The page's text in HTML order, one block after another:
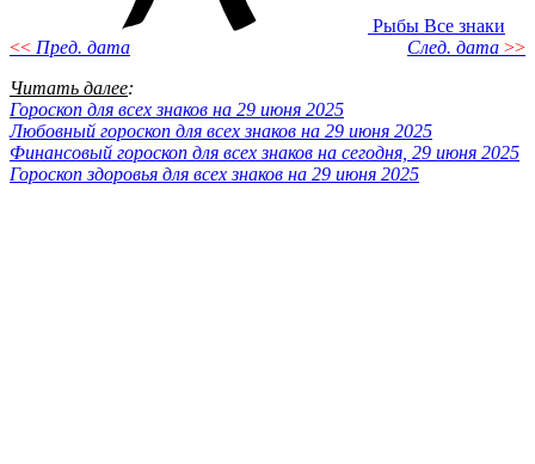
Рыбы Все знаки
<< Пред. дата След. дата >>
Читать далее:
Гороскоп для всех знаков на 29 июня 2025
Любовный гороскоп для всех знаков на 29 июня 2025
Финансовый гороскоп для всех знаков на сегодня, 29 июня 2025
Гороскоп здоровья для всех знаков на 29 июня 2025